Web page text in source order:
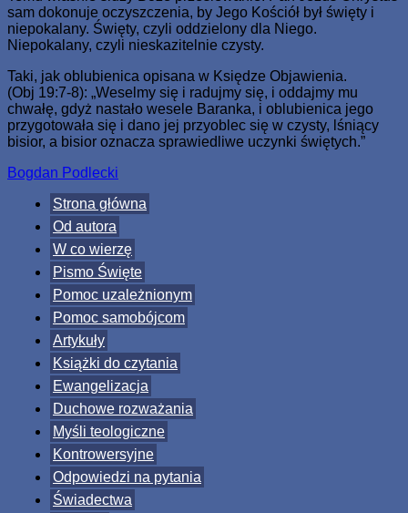
sam dokonuje oczyszczenia, by Jego Kościół był święty i
niepokalany. Święty, czyli oddzielony dla Niego.
Niepokalany, czyli nieskazitelnie czysty.
Taki, jak oblubienica opisana w Księdze Objawienia.
(Obj 19:7-8): „Weselmy się i radujmy się, i oddajmy mu
chwałę, gdyż nastało wesele Baranka, i oblubienica jego
przygotowała się i dano jej przyoblec się w czysty, lśniący
bisior, a bisior oznacza sprawiedliwe uczynki świętych.”
Bogdan Podlecki
Strona główna
Od autora
W co wierzę
Pismo Święte
Pomoc uzależnionym
Pomoc samobójcom
Artykuły
Książki do czytania
Ewangelizacja
Duchowe rozważania
Myśli teologiczne
Kontrowersyjne
Odpowiedzi na pytania
Świadectwa